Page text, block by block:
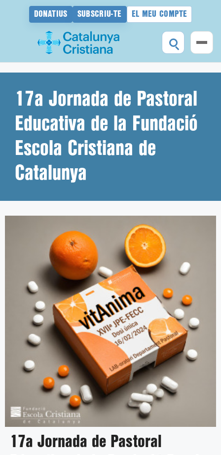
DONATIUS SUBSCRIU-TE EL MEU COMPTE
contingut17a Jornada de Pastoral
Educativa de la Fundació
Escola Cristiana de
Catalunya
17a Jornada de Pastoral